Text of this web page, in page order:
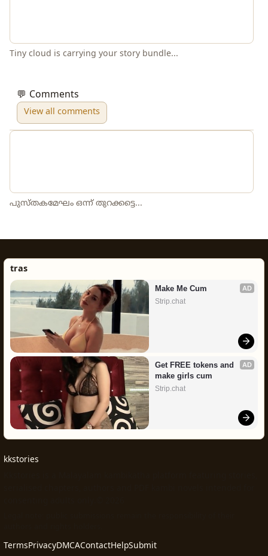
Tiny cloud is carrying your story bundle...
💬 Comments
View all comments
പുസ്തകമേഘം ഒന്ന് തുറക്കട്ടെ...
tras
AD
Make Me Cum
Strip.chat
AD
Get FREE tokens and
make girls cum
Strip.chat
kkstories
TermsPrivacyDMCAContactHelpSubmit